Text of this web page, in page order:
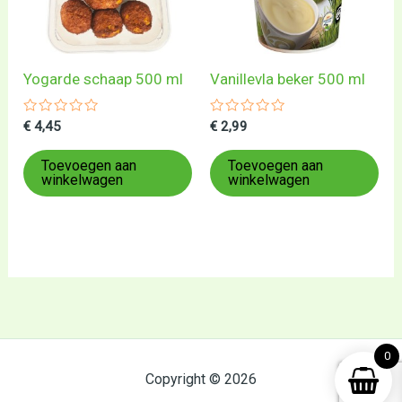
Yogarde schaap 500 ml
Gewaardeerd
uit
5
€ 4,45
Toevoegen aan
winkelwagen
Vanillevla beker 500 ml
Gewaardeerd
uit
5
€ 2,99
Toevoegen aan
winkelwagen
Copyright © 2026
0